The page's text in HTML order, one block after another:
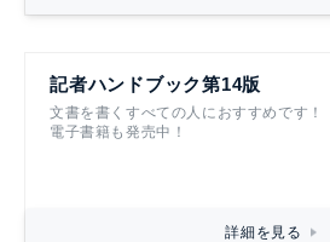
記者ハンドブック第14版
文書を書くすべての人におすすめです！
電子書籍も発売中！
詳細を見る